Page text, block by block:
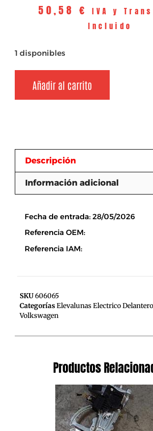
50,58 €
IVA y
Incluido
1 disponibles
Añadir al carrito
Descripción
Información adicional
Fecha de entrada: 28/05/2026
Referencia OEM:
Referencia IAM:
SKU606065
CategoríasElevalunas Electrico
Volkswagen
Productos